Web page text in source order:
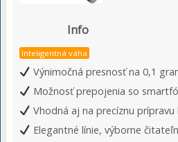
Info
Inteligentná váha
Výnimočná presnosť na 0,1
Možnosť prepojenia so
Vhodná aj na precíznu prípravu
Elegantné línie, výborne